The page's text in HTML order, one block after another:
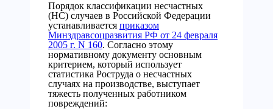
Порядок классификации несчастных
(НС) случаев в Российской Федерации
устанавливается приказом
Минздравсоцразвития РФ от 24 февраля
2005 г. N 160. Согласно этому
нормативному документу основным
критерием, который использует
статистика Роструда о несчастных
случаях на производстве, выступает
тяжесть полученных работником
повреждений: